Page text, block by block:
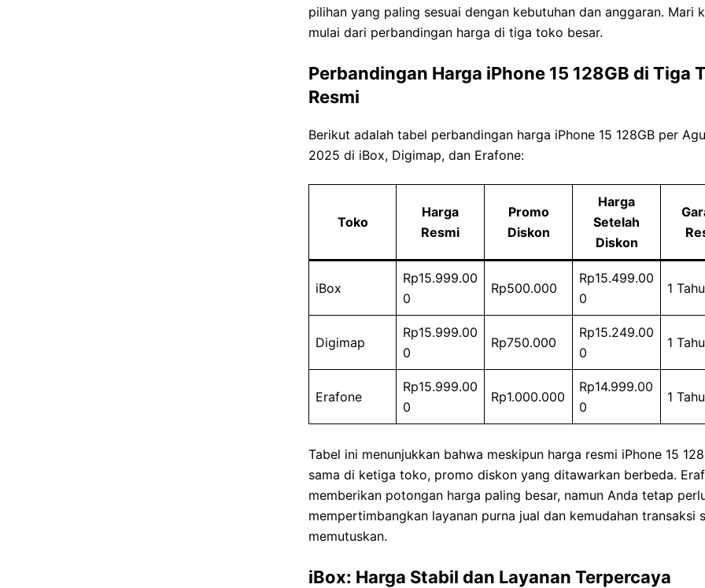
pilihan yang paling sesuai dengan kebutuhan dan anggaran. Mari
mulai dari perbandingan harga di tiga toko besar.
Perbandingan Harga iPhone 15 128GB di Tiga
Resmi
Berikut adalah tabel perbandingan harga iPhone 15 128GB per
2025 di iBox, Digimap, dan Erafone:
Toko
Harga
Resmi
Promo
Diskon
Harga
Setelah
Diskon
iBox
Rp15.999.00
0
Rp500.000
Rp15.499.00
0
1
Digimap
Rp15.999.00
0
Rp750.000
Rp15.249.00
0
1
Erafone
Rp15.999.00
0
Rp1.000.000
Rp14.999.00
0
1
Tabel ini menunjukkan bahwa meskipun harga resmi iPhone 15
sama di ketiga toko, promo diskon yang ditawarkan berbeda.
memberikan potongan harga paling besar, namun Anda tetap
mempertimbangkan layanan purna jual dan kemudahan transaksi
memutuskan.
iBox: Harga Stabil dan Layanan Terpercaya